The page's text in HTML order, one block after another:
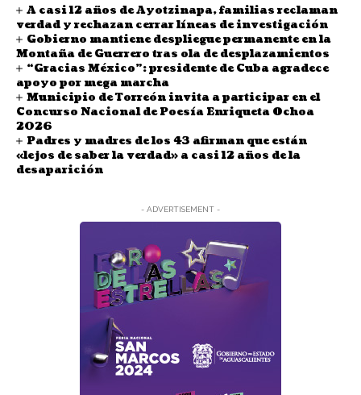
A casi 12 años de Ayotzinapa, familias reclaman
verdad y rechazan cerrar líneas de investigación
Gobierno mantiene despliegue permanente en la
Montaña de Guerrero tras ola de desplazamientos
“Gracias México”: presidente de Cuba agradece
apoyo por mega marcha
Municipio de Torreón invita a participar en el
Concurso Nacional de Poesía Enriqueta Ochoa
2026
Padres y madres de los 43 afirman que están
«lejos de saber la verdad» a casi 12 años de la
desaparición
- ADVERTISEMENT -